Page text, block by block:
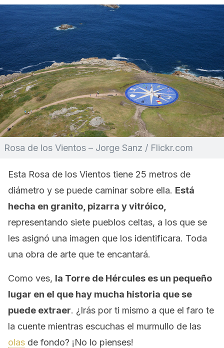
Rosa de los Vientos – Jorge Sanz / Flickr.com
Esta Rosa de los Vientos tiene 25 metros de
diámetro y se puede caminar sobre ella. Está
hecha en granito, pizarra y vitróico,
representando siete pueblos celtas, a los que se
les asignó una imagen que los identificara. Toda
una obra de arte que te encantará.
Como ves, la Torre de Hércules es un pequeño
lugar en el que hay mucha historia que se
puede extraer. ¿Irás por ti mismo a que el faro te
la cuente mientras escuchas el murmullo de las
olas de fondo? ¡No lo pienses!